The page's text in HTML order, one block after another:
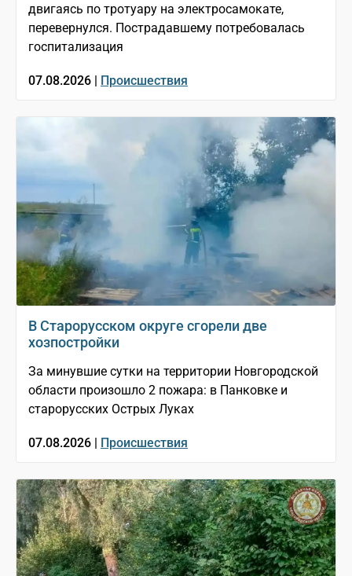
двигаясь по тротуару на электросамокате,
перевернулся. Пострадавшему потребовалась
госпитализация
07.08.2026 | Происшествия
В Старорусском округе сгорели две
хозпостройки
За минувшие сутки на территории Новгородской
области произошло 2 пожара: в Панковке и
старорусских Острых Луках
07.08.2026 | Происшествия